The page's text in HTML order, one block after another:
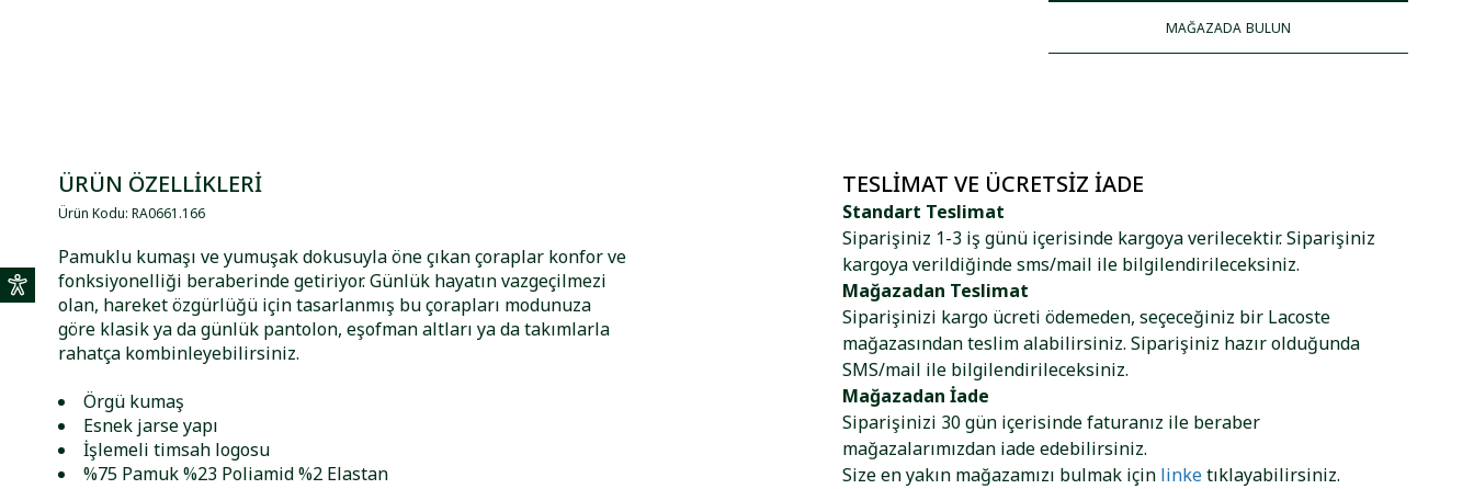
MAĞAZADA BULUN
ÜRÜN ÖZELLİKLERİ
Ürün Kodu:RA0661 .166
Pamuklu kumaşı ve yumuşak dokusuyla öne çıkan çoraplar konfor ve
fonksiyonelliği beraberinde getiriyor. Günlük hayatın vazgeçilmezi
olan, hareket özgürlüğü için tasarlanmış bu çorapları modunuza
göre klasik ya da günlük pantolon, eşofman altları ya da takımlarla
rahatça kombinleyebilirsiniz.
Örgü kumaş
Esnek jarse yapı
İşlemeli timsah logosu
%75 Pamuk %23 Poliamid %2 Elastan
TESLIMAT VE ÜCRETSIZ İADE
Standart Teslimat
Siparişiniz 1-3 iş günü içerisinde kargoya verilecektir. Siparişiniz
kargoya verildiğinde sms/mail ile bilgilendirileceksiniz.
Mağazadan Teslimat
Siparişinizi kargo ücreti ödemeden, seçeceğiniz bir Lacoste
mağazasından teslim alabilirsiniz. Siparişiniz hazır olduğunda
SMS/mail ile bilgilendirileceksiniz.
Mağazadan İade
Siparişinizi 30 gün içerisinde faturanız ile beraber
mağazalarımızdan iade edebilirsiniz.
Size en yakın mağazamızı bulmak için linketıklayabilirsiniz.